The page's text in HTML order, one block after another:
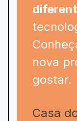
nova
gostar.
Casa